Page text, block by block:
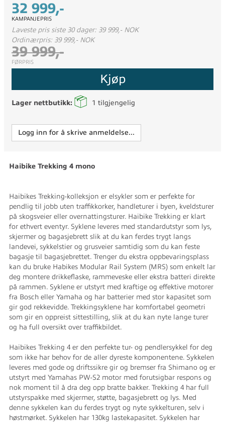
Logg inn for å skrive anmeldelse...
32 999,-
KAMPANJEPRIS
Laveste pris siste 30 dager: 39 999,- NOK
Ordinærpris: 39 999,- NOK
39 999,-
FØRPRIS
Kjøp
Lager nettbutikk: 1 tilgjengelig
Haibike Trekking 4 mono
Haibikes Trekking-kolleksjon er elsykler som er perfekte for
pendlig til jobb uten traffikkorker, handleturer i byen, kveldsturer
på skogsveier eller overnattingsturer. Haibike Trekking er klart
for ethvert eventyr. Syklene leveres med standardutstyr som lys,
skjermer og bagasjebrett slik at du kan ferdes trygt langs
landevei, sykkelstier og grusveier samtidig som du kan feste
bagasje til bagasjebrettet. Trenger du ekstra oppbevaringsplass
kan du bruke Habikes Modular Rail System (MRS) som enkelt lar
deg montere drikkeflaske, rammeveske eller ekstra batteri direkte
på rammen. Syklene er utstyrt med kraftige og effektive motorer
fra Bosch eller Yamaha og har batterier med stor kapasitet som
gir god rekkevidde. Trekkingsyklene har komfortabel geometri
som gir en oppreist sittestilling, slik at du kan nyte lange turer
og ha full oversikt over traffikbildet.
Haibikes Trekking 4 er den perfekte tur- og pendlersykkel for deg
som ikke har behov for de aller dyreste komponentene. Sykkelen
leveres med gode og driftssikre gir og bremser fra Shimano og er
utstyrt med Yamahas PW-S2 motor med forutsigbar respons og
nok moment til å dra deg opp bratte bakker. Trekking 4 har full
utstyrspakke med skjermer, støtte, bagasjebrett og lys. Med
denne sykkelen kan du ferdes trygt og nyte sykkelturen, selv i
høstmørket. Sykkelen har 130kg lastekapasitet. Sykkelen har